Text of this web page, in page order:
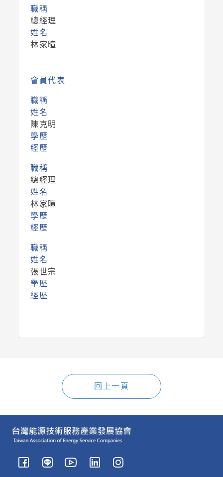
職稱
總經理
姓名
林家暄
會員代表
職稱
姓名
陳克明
學歷
經歷
職稱
總經理
姓名
林家暄
學歷
經歷
職稱
姓名
張世宗
學歷
經歷
回上一頁